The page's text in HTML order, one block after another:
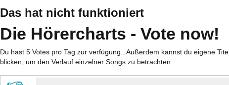
Das hat nicht funktioniert
Die Hörercharts - Vote now!
Du hast 5 Votes pro Tag zur verfügung.. Außerdem kannst du eigene Titel
blicken, um den Verlauf einzelner Songs zu betrachten.